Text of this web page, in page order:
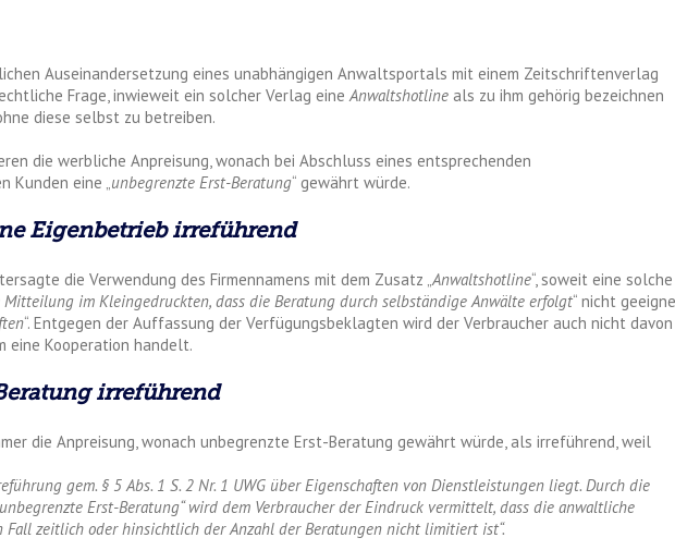
Auseinandersetzung eines unabhängigen Anwaltsportals mit einem Zeitschriftenverlag
Frage, inwieweit ein solcher Verlag eineAnwaltshotline als zu ihm gehörig bezeichnen
diese selbst zu betreiben.
die werbliche Anpreisung, wonach bei Abschluss eines entsprechenden
Kunden eine „unbegrenzte Erst-Beratung“ gewährt würde.
Eigenbetrieb irreführend
die Verwendung des Firmennamens mit dem Zusatz „Anwaltshotline“, soweit eine solche
Mitteilung im Kleingedruckten, dass die Beratung durch selbständige Anwälte erfolgt“ nicht
“. Entgegen der Auffassung der Verfügungsbeklagten wird der Verbraucher auch nicht davon
eine Kooperation handelt.
irreführend
die Anpreisung, wonach unbegrenzte Erst-Beratung gewährt würde, als irreführend, weil
gem. § 5 Abs. 1 S. 2 Nr. 1 UWG über Eigenschaften von Dienstleistungen liegt. Durch die
Erst-Beratung“ wird dem Verbraucher der Eindruck vermittelt, dass die anwaltliche
Fall zeitlich oder hinsichtlich der Anzahl der Beratungen nicht limitiert ist“.